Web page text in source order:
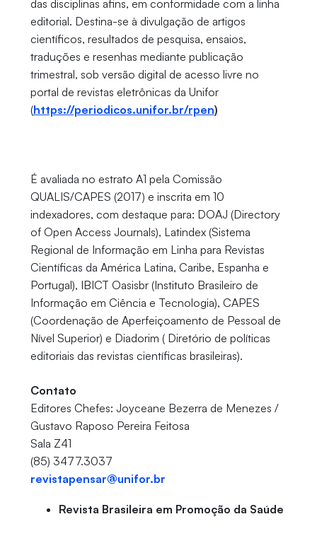
das disciplinas afins, em conformidade com a linha
editorial. Destina-se à divulgação de artigos
científicos, resultados de pesquisa, ensaios,
traduções e resenhas mediante publicação
trimestral, sob versão digital de acesso livre no
portal de revistas eletrônicas da Unifor
(https://periodicos.unifor.br/rpen)
É avaliada no estrato A1 pela Comissão
QUALIS/CAPES (2017) e inscrita em 10
indexadores, com destaque para: DOAJ (Directory
of Open Access Journals), Latindex (Sistema
Regional de Informação em Linha para Revistas
Científicas da América Latina, Caribe, Espanha e
Portugal), IBICT Oasisbr (Instituto Brasileiro de
Informação em Ciência e Tecnologia), CAPES
(Coordenação de Aperfeiçoamento de Pessoal de
Nível Superior) e Diadorim ( Diretório de políticas
editoriais das revistas científicas brasileiras).
Contato
Editores Chefes: Joyceane Bezerra de Menezes /
Gustavo Raposo Pereira Feitosa
Sala Z41
(85) 3477.3037
revistapensar@unifor.br
Revista Brasileira em Promoção da Saúde